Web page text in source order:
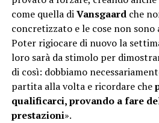
come quella diVansgaardche
concretizzato e le cose non sono
Poter rigiocare di nuovo la
loro sarà da stimolo per
di così: dobbiamo
partita alla volta e ricordare che
qualificarci, provando a fare
prestazioni».